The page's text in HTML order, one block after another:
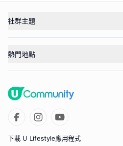
社群主題
熱門地點
下載 U Lifestyle應用程式